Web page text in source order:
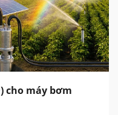
cho máy bơm